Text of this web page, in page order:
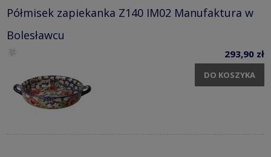
Półmisek zapiekanka Z140 IM02 Manufaktura w
Bolesławcu
293,90 zł
DO KOSZYKA